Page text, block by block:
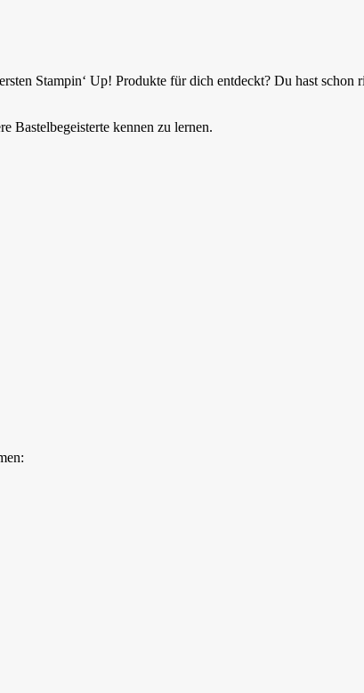
Stampin‘ Up! Produkte für dich entdeckt? Du hast
Bastelbegeisterte kennen zu lernen.